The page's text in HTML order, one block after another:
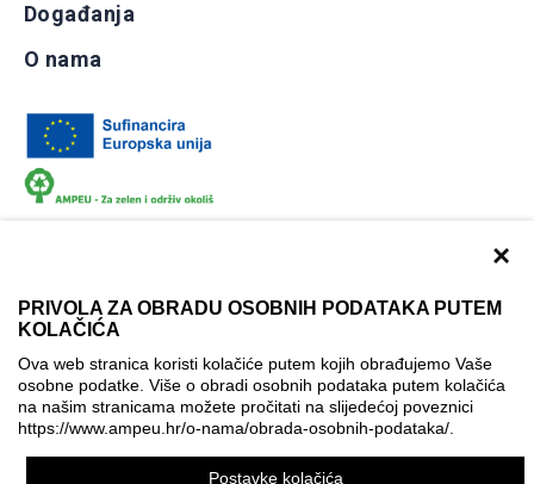
×
PRIVOLA ZA OBRADU OSOBNIH PODATAKA PUTEM
KOLAČIĆA
Ova web stranica koristi kolačiće putem kojih obrađujemo Vaše
osobne podatke. Više o obradi osobnih podataka putem kolačića
na našim stranicama možete pročitati na slijedećoj poveznici
https://www.ampeu.hr/o-nama/obrada-osobnih-podataka/
Postavke kolačića
Događanja
O nama
Izjava o pristupačnosti
Politika korištenja kolačića
Postavke kolačića